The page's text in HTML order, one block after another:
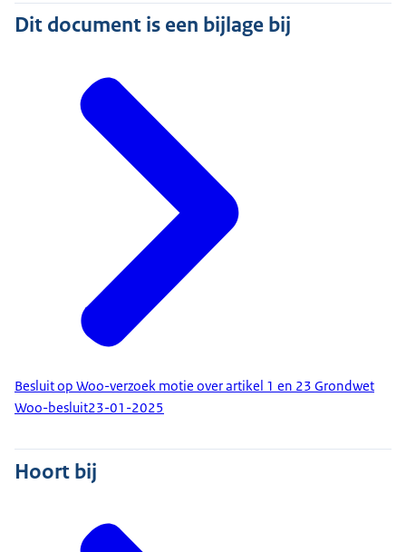
Dit document is een bijlage bij
Besluit op Woo-verzoek motie over artikel 1 en 23 Grondwet
Woo-besluit23-01-2025
Hoort bij